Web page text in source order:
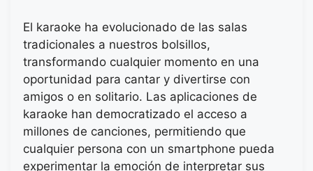
El karaoke ha evolucionado de las salas
tradicionales a nuestros bolsillos,
transformando cualquier momento en una
oportunidad para cantar y divertirse con
amigos o en solitario. Las aplicaciones de
karaoke han democratizado el acceso a
millones de canciones, permitiendo que
cualquier persona con un smartphone pueda
experimentar la emoción de interpretar sus